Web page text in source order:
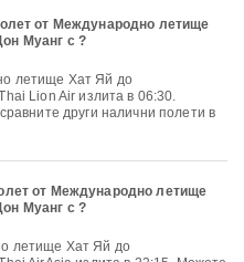
от Международно летище
Муанг с ?
Lion Air излита в 06:30.
други налични полети в
от Международно летище
Муанг с ?